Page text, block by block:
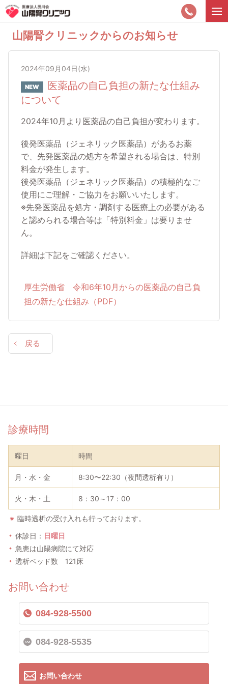
山陽腎クリニックからのお知らせ
2024年09月04日(水)
NEW
医薬品の自己負担の新たな仕組み
について
2024年10月より医薬品の自己負担が変わります。
後発医薬品（ジェネリック医薬品）があるお薬
で、先発医薬品の処方を希望される場合は、特別
料金が発生します。
後発医薬品（ジェネリック医薬品）の積極的なご
使用にご理解・ご協力をお願いいたします。
※先発医薬品を処方・調剤する医療上の必要がある
と認められる場合等は「特別料金」は要りませ
ん。
詳細は下記をご確認ください。
厚生労働省 令和6年10月からの医薬品の自己負
担の新たな仕組み（PDF）
戻る
診療時間
曜日 時間
月・水・金 8:30〜22:30（夜間透析有り）
火・木・土 8：30～17：00
臨時透析の受け入れも行っております。
休診日： 日曜日
急患は山陽病院にて対応
透析ベッド数 121床
お問い合わせ
084-928-5500
084-928-5535
お問い合わせ